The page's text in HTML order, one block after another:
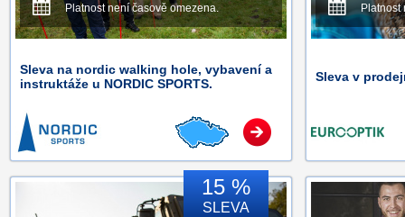
Platnost není časově omezena.
Sleva na nordic walking hole, vybavení a
instruktáže u NORDIC SPORTS.
Platnost
Sleva v
15 %
SLEVA